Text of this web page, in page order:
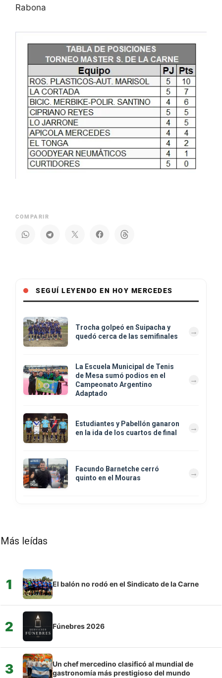
Rabona
COMPARIR
SEGUÍ LEYENDO EN HOY MERCEDES
Trocha golpeó en Suipacha y
quedó cerca de las semifinales
La Escuela Municipal de Tenis
de Mesa sumó podios en el
Campeonato Argentino
Adaptado
Estudiantes y Pabellón ganaron
en la ida de los cuartos de final
Facundo Barnetche cerró
quinto en el Mouras
Más leídas
1 El balón no rodó en el Sindicato de la Carne
2 Fúnebres 2026
3
Un chef mercedino clasificó al mundial de
gastronomía más prestigioso del mundo